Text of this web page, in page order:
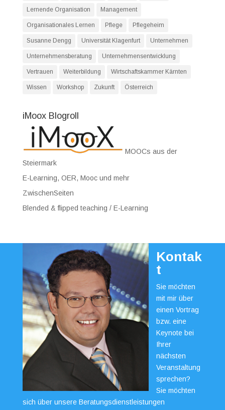
Lernende Organisation Management
Organisationales Lernen Pflege Pflegeheim
Susanne Dengg Universität Klagenfurt Unternehmen
Unternehmensberatung Unternehmensentwicklung
Vertrauen Weiterbildung Wirtschaftskammer Kärnten
Wissen Workshop Zukunft Österreich
iMoox Blogroll
MOOCs aus der
Steiermark
E-Learning, OER, Mooc und mehr
ZwischenSeiten
Blended & flipped teaching / E-Learning
Kontak
t
Sie möchten
mit mir über
einen Vortrag
bzw. eine
Keynote bei
Ihrer
nächsten
Veranstaltung
sprechen?
Sie möchten
sich über unsere Beratungsdienstleistungen